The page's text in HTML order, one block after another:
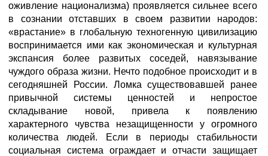
оживление национализма) проявляется сильнее всего
в сознании отставших в своем развитии народов:
«врастание» в глобальную техногенную цивилизацию
воспринимается ими как экономическая и культурная
экспансия более развитых соседей, навязывание
чуждого образа жизни. Нечто подобное происходит и в
сегодняшней России. Ломка существовавшей ранее
привычной системы ценностей и непростое
складывание новой, привела к появлению
характерного чувства незащищенности у огромного
количества людей. Если в периоды стабильности
социальная система ограждает и отчасти защищает